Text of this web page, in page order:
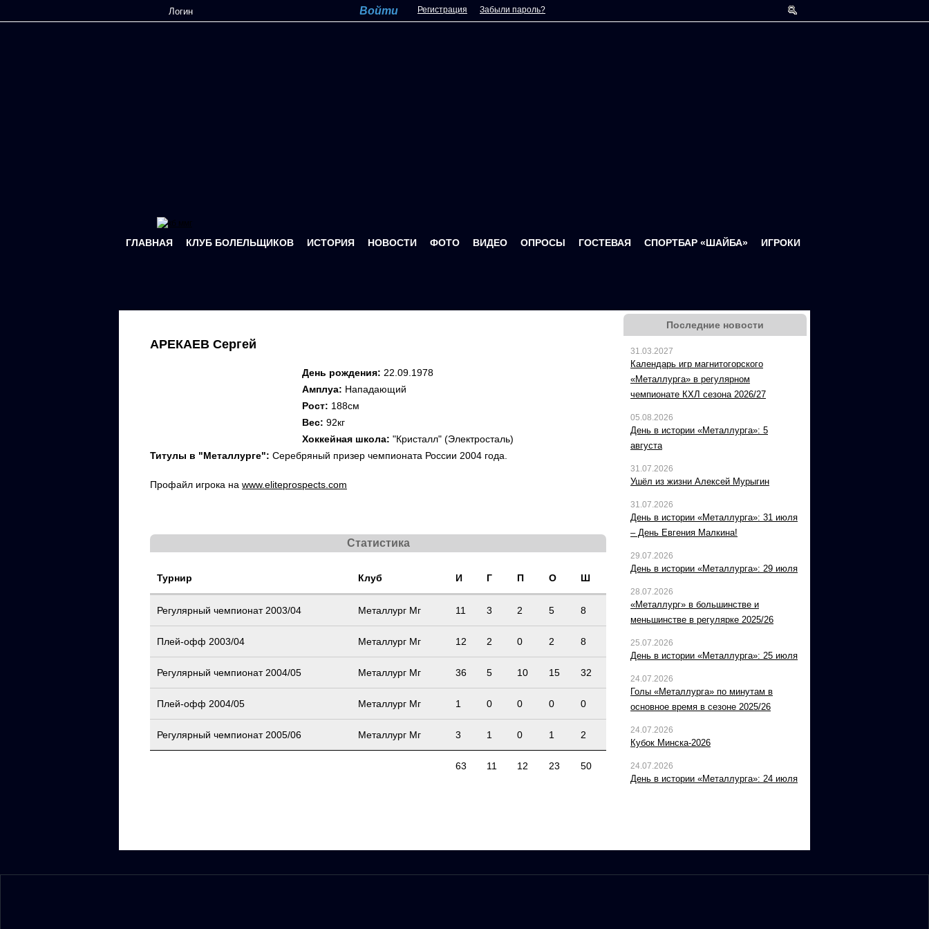
Регистрация Забыли пароль?
ГЛАВНАЯ КЛУБ БОЛЕЛЬЩИКОВ ИСТОРИЯ НОВОСТИ ФОТО ВИДЕО ОПРОСЫ ГОСТЕВАЯ СПОРТБАР «ШАЙБА» ИГРОКИ
АРЕКАЕВ Сергей
День рождения: 22.09.1978
Амплуа: Нападающий
Рост: 188см
Вес: 92кг
Хоккейная школа: "Кристалл" (Электросталь)
Титулы в "Металлурге": Серебряный призер чемпионата России 2004 года.
Профайл игрока на www.eliteprospects.com
Статистика
Турнир Клуб И Г П О Ш
Регулярный чемпионат 2003/04 Металлург Мг 11 3 2 5 8
Плей-офф 2003/04 Металлург Мг 12 2 0 2 8
Регулярный чемпионат 2004/05 Металлург Мг 36 5 10 15 32
Плей-офф 2004/05 Металлург Мг 1 0 0 0 0
Регулярный чемпионат 2005/06 Металлург Мг 3 1 0 1 2
63 11 12 23 50
Последние новости
31.03.2027
Календарь игр магнитогорского
«Металлурга» в регулярном
чемпионате КХЛ сезона 2026/27
05.08.2026
День в истории «Металлурга»: 5
августа
31.07.2026
Ушёл из жизни Алексей Мурыгин
31.07.2026
День в истории «Металлурга»: 31 июля
– День Евгения Малкина!
29.07.2026
День в истории «Металлурга»: 29 июля
28.07.2026
«Металлург» в большинстве и
меньшинстве в регулярке 2025/26
25.07.2026
День в истории «Металлурга»: 25 июля
24.07.2026
Голы «Металлурга» по минутам в
основное время в сезоне 2025/26
24.07.2026
Кубок Минска-2026
24.07.2026
День в истории «Металлурга»: 24 июля